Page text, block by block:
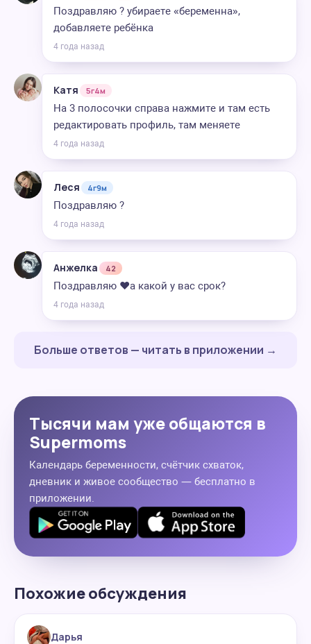
Поздравляю ? убираете «беременна»,
добавляете ребёнка
4 года назад
Катя 5г4м
На 3 полосочки справа нажмите и там есть
редактировать профиль, там меняете
4 года назад
Леся 4г9м
Поздравляю ?
4 года назад
Анжелка 42
Поздравляю ♥️а какой у вас срок?
4 года назад
Больше ответов — читать в приложении →
Тысячи мам уже общаются в
Supermoms
Календарь беременности, счётчик схваток,
дневник и живое сообщество — бесплатно в
приложении.
Похожие обсуждения
Дарья